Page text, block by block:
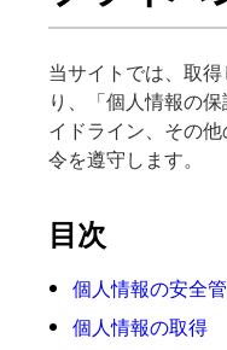
当サイトでは、取
り、「個人情報の
イドライン、その
令を遵守します。
目次
個人情報の安全
個人情報の取得